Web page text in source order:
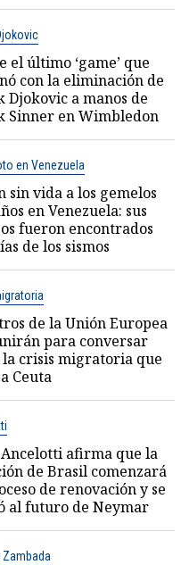
el último ‘game’ que
con la eliminación de
Djokovic a manos de
Sinner en Wimbledon
en Venezuela
sin vida a los gemelos
en Venezuela: sus
fueron encontrados
de los sismos
de la Unión Europea
para conversar
la crisis migratoria que
Ceuta
afirma que la
de Brasil comenzará
de renovación y se
al futuro de Neymar
Zambada